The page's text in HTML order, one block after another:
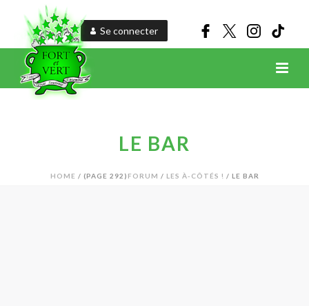
Se connecter
LE BAR
HOME / (PAGE 292) FORUM / LES À-CÔTÉS ! / LE BAR